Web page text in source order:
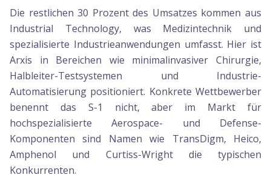
Die restlichen 30 Prozent des Umsatzes kommen aus
Industrial Technology, was Medizintechnik und
spezialisierte Industrieanwendungen umfasst. Hier ist
Arxis in Bereichen wie minimalinvasiver Chirurgie,
Halbleiter-Testsystemen und Industrie-
Automatisierung positioniert. Konkrete Wettbewerber
benennt das S-1 nicht, aber im Markt für
hochspezialisierte Aerospace- und Defense-
Komponenten sind Namen wie TransDigm, Heico,
Amphenol und Curtiss-Wright die typischen
Konkurrenten.